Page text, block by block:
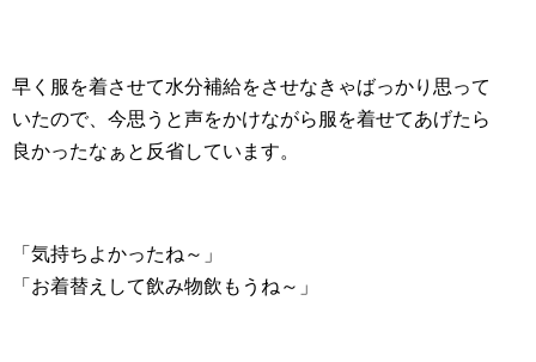
早く服を着させて水分補給をさせなきゃばっかり思って
いたので、今思うと声をかけながら服を着せてあげたら
良かったなぁと反省しています。
「気持ちよかったね～」
「お着替えして飲み物飲もうね～」